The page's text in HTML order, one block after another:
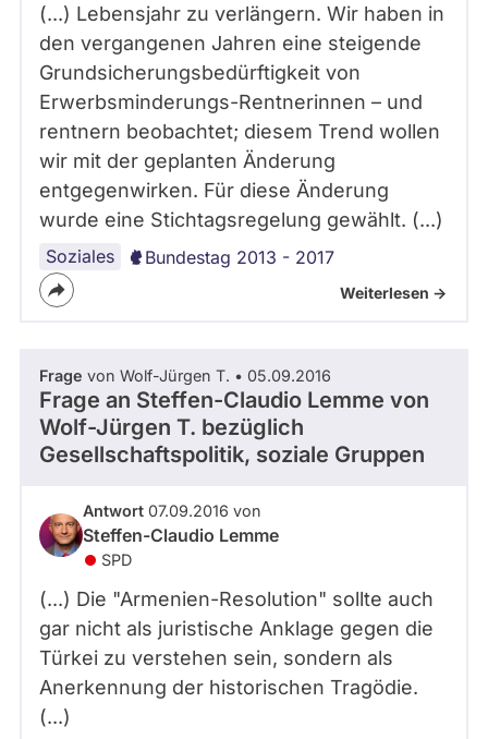
(...) Lebensjahr zu verlängern. Wir haben in
den vergangenen Jahren eine steigende
Grundsicherungsbedürftigkeit von
Erwerbsminderungs-Rentnerinnen – und
rentnern beobachtet; diesem Trend wollen
wir mit der geplanten Änderung
entgegenwirken. Für diese Änderung
wurde eine Stichtagsregelung gewählt. (...)
Soziales Bundestag 2013 - 2017
Weiterlesen ->
Frage von Wolf-Jürgen T. • 05.09.2016
Frage an Steffen-Claudio Lemme von
Wolf-Jürgen T. bezüglich
Gesellschaftspolitik, soziale Gruppen
Antwort 07.09.2016 von
Steffen-Claudio Lemme
SPD
(...) Die "Armenien-Resolution" sollte auch
gar nicht als juristische Anklage gegen die
Türkei zu verstehen sein, sondern als
Anerkennung der historischen Tragödie.
(...)